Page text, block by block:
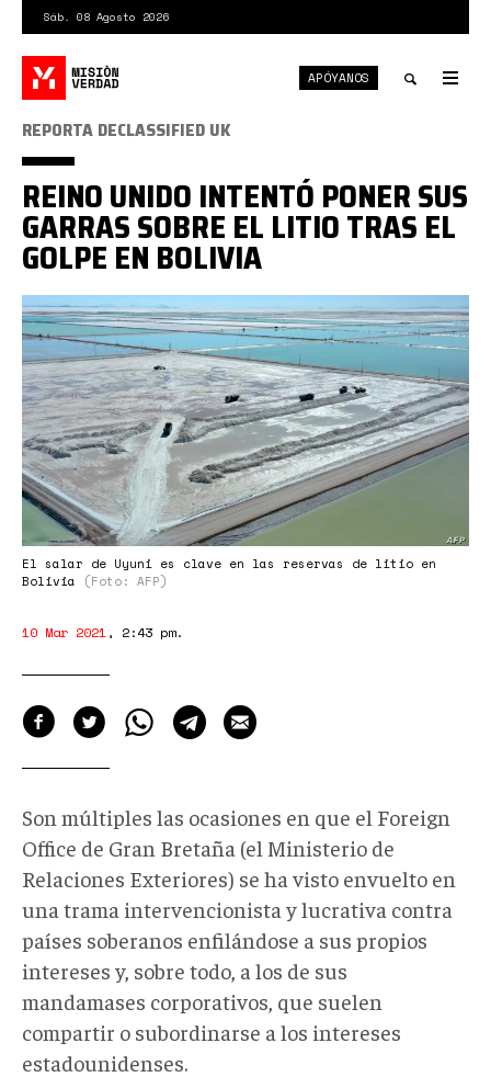
contenido
principal
Sáb. 08 Agosto 2026
APÓYANOS
350EF09D-
19EC-
47E4-
9DAA-
CCE129766A52.jpg
El salar de Uyuni es clave en las reservas de litio en
Bolivia
(Foto: AFP)
REPORTA DECLASSIFIED UK
REINO UNIDO INTENTÓ PONER SUS
GARRAS SOBRE EL LITIO TRAS EL
GOLPE EN BOLIVIA
10 Mar 2021, 2:43 pm.
Son múltiples las ocasiones en que el Foreign
Office de Gran Bretaña (el Ministerio de
Relaciones Exteriores) se ha visto envuelto en
una trama intervencionista y lucrativa contra
países soberanos enfilándose a sus propios
intereses y, sobre todo, a los de sus
mandamases corporativos, que suelen
compartir o subordinarse a los intereses
estadounidenses.